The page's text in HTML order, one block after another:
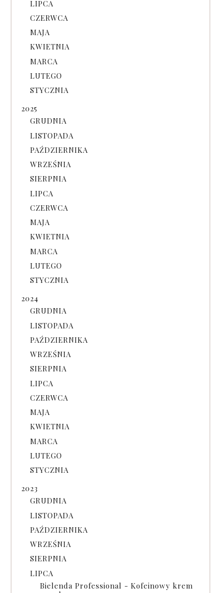
LIPCA
CZERWCA
MAJA
KWIETNIA
MARCA
LUTEGO
STYCZNIA
2025
GRUDNIA
LISTOPADA
PAŹDZIERNIKA
WRZEŚNIA
SIERPNIA
LIPCA
CZERWCA
MAJA
KWIETNIA
MARCA
LUTEGO
STYCZNIA
2024
GRUDNIA
LISTOPADA
PAŹDZIERNIKA
WRZEŚNIA
SIERPNIA
LIPCA
CZERWCA
MAJA
KWIETNIA
MARCA
LUTEGO
STYCZNIA
2023
GRUDNIA
LISTOPADA
PAŹDZIERNIKA
WRZEŚNIA
SIERPNIA
LIPCA
Bielenda Professional - Kofeinowy krem